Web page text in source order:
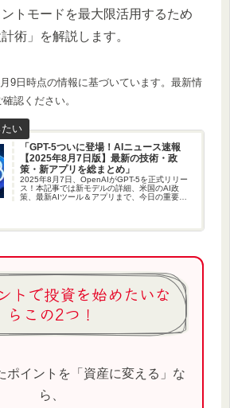
トモードを最大限活用するため
術」を解説します。
9日時点の情報に基づいています。最新情
認ください。
「GPT-5ついに登場！AIニュース速報
【2025年8月7日版】最新の技術・政
策・新アプリを総まとめ」
2025年8月7日、OpenAIがGPT-5を正式リリー
ス！本記事では新モデルの詳細、米国のAI政
策、最新AIツール＆アプリまで、今日の重要ト
トで投資を始めたいな
らこの2つ！
ポイントを「資産に変える」な
ら、